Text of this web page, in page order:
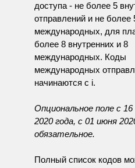
доступа - не более 5
отправлений и не более
международных, для
более 8 внутренних и 8
международных. Коды
международных
начинаются с i.
Опциональное поле с
2020 года, с 01 июня
обязательное.
Полный список кодов